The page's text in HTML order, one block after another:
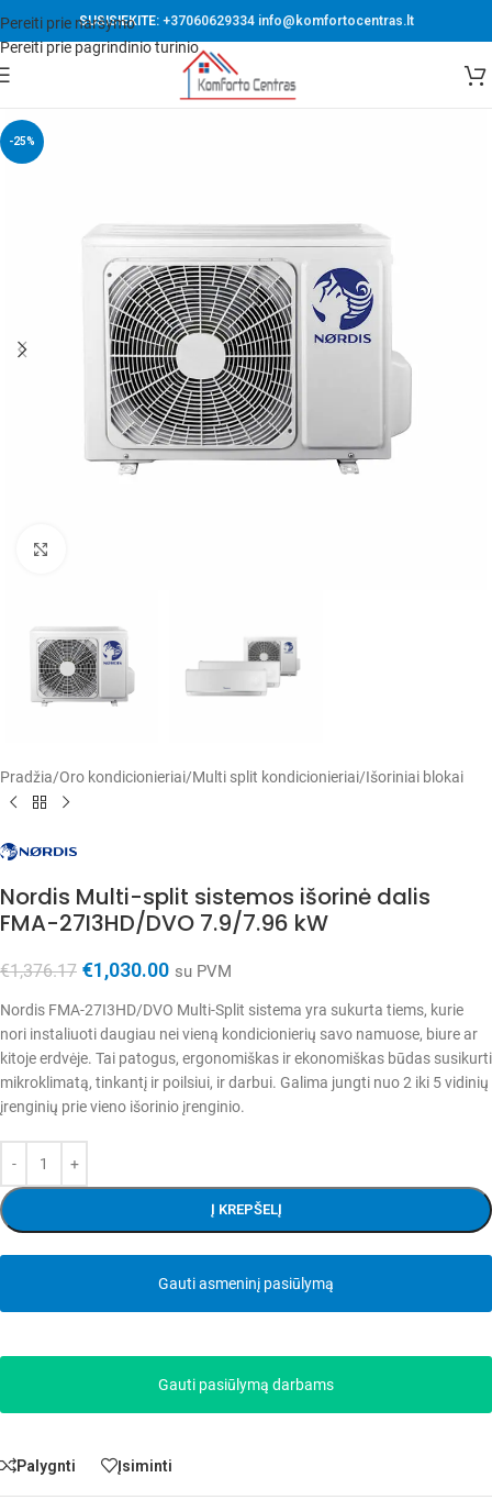
Pereiti prie naršymo
Pereiti prie pagrindinio turinio
SUSISIEKITE: +37060629334 info@komfortocentras.lt
-25%
Pradžia/Oro kondicionieriai/Multi split kondicionieriai/Išoriniai blokai
Nordis Multi-split sistemos išorinė dalis
FMA-27I3HD/DVO 7.9/7.96 kW
€1,376.17 €1,030.00 su PVM
Nordis FMA-27I3HD/DVO Multi-Split sistema yra sukurta tiems, kurie
nori instaliuoti daugiau nei vieną kondicionierių savo namuose, biure ar
kitoje erdvėje. Tai patogus, ergonomiškas ir ekonomiškas būdas susikurti
mikroklimatą, tinkantį ir poilsiui, ir darbui. Galima jungti nuo 2 iki 5 vidinių
įrenginių prie vieno išorinio įrenginio.
Į KREPŠELĮ
Gauti asmeninį pasiūlymą
Gauti pasiūlymą darbams
Palygnti Įsiminti